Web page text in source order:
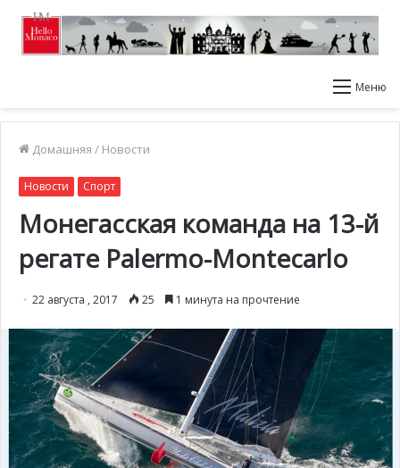
Меню
Домашняя / Новости
Новости Спорт
Монегасская команда на 13-й
регате Palermo-Montecarlo
22 августа , 2017 25 1 минута на прочтение